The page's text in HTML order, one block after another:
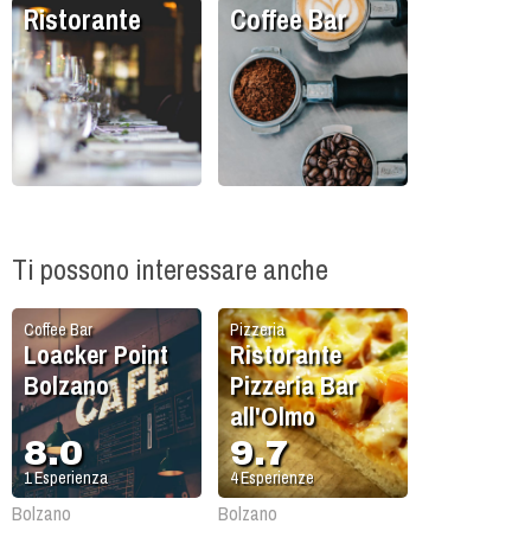
Ristorante Coffee Bar
Ti possono interessare anche
Coffee Bar
Loacker Point
Bolzano
8.0
1Esperienza
Bolzano
Pizzeria
Ristorante
Pizzeria Bar
all'Olmo
9.7
4Esperienze
Bolzano